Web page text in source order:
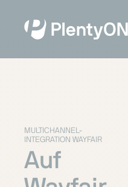
MULTICHANNEL-
INTEGRATION WAYFAIR
Auf